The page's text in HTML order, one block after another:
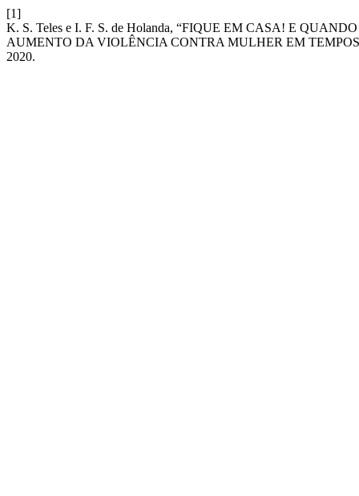
[1]
K. S. Teles e I. F. S. de Holanda, “FIQUE EM CASA! E
AUMENTO DA VIOLÊNCIA CONTRA MULHER EM
2020.